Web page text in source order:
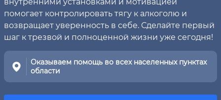
помогает контролировать тягу к алкоголю и
возвращает уверенность в себе. Сделайте первый
шаг к трезвой и полноценной жизни уже сегодня!
Оказываем помощь во всех населенных пунктах
области